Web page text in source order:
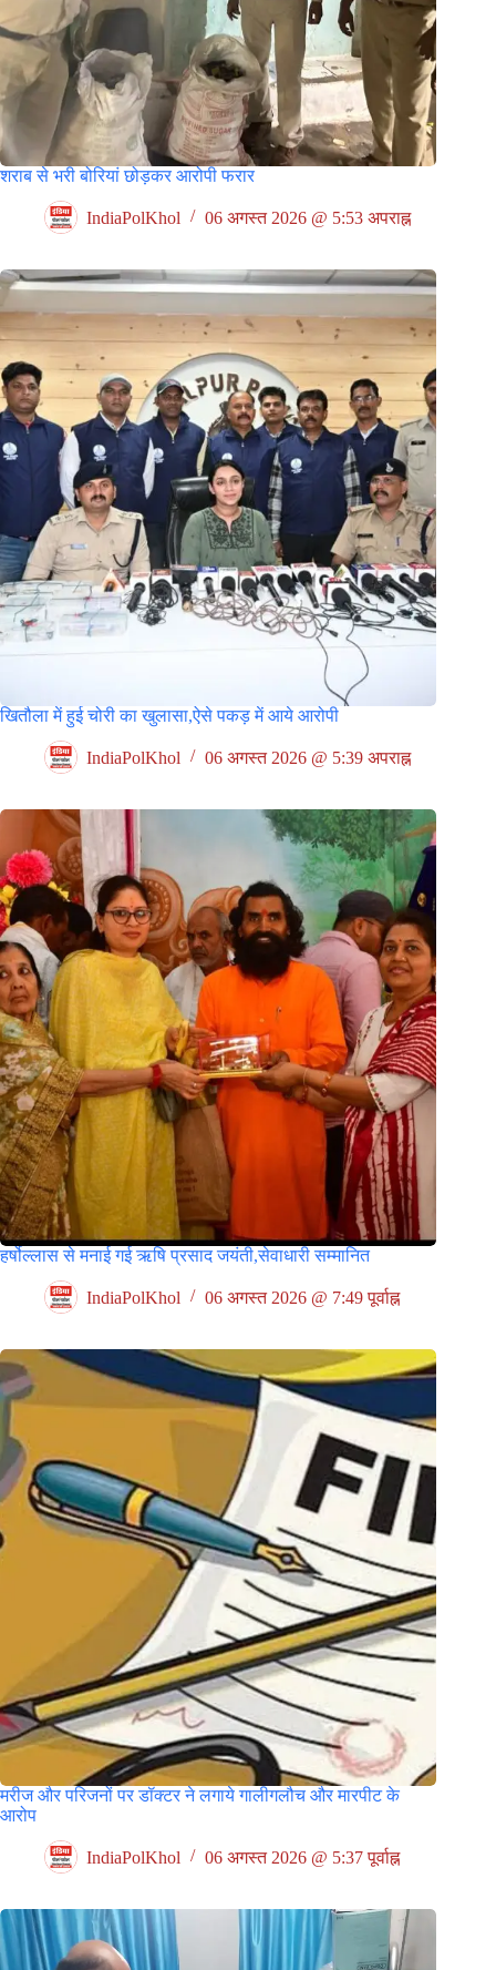
शराब से भरी बोरियां छोड़कर आरोपी फरार
IndiaPolKhol 06 अगस्त 2026 @ 5:53 अपराह्न
खितौला में हुई चोरी का खुलासा,ऐसे पकड़ में आये आरोपी
IndiaPolKhol 06 अगस्त 2026 @ 5:39 अपराह्न
हर्षोल्लास से मनाई गई ऋषि प्रसाद जयंती,सेवाधारी सम्मानित
IndiaPolKhol 06 अगस्त 2026 @ 7:49 पूर्वाह्न
मरीज और परिजनों पर डॉक्टर ने लगाये गालीगलौच और मारपीट के
आरोप
IndiaPolKhol 06 अगस्त 2026 @ 5:37 पूर्वाह्न